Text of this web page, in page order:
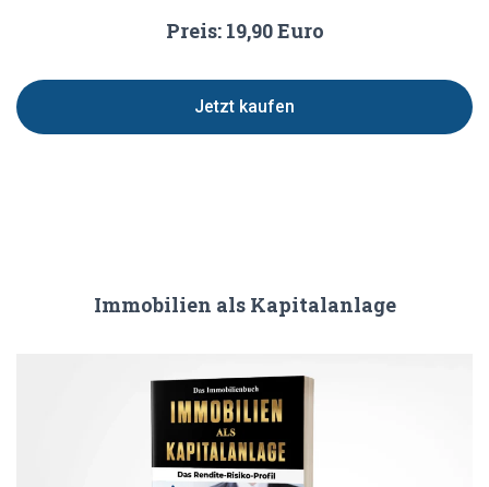
Preis: 19,90 Euro
Jetzt kaufen
Immobilien als Kapitalanlage